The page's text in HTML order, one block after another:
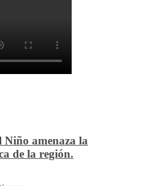
amenaza la
de la región.